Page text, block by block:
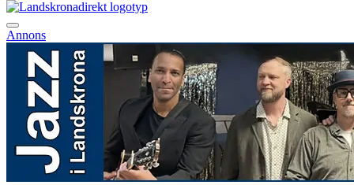
Annons